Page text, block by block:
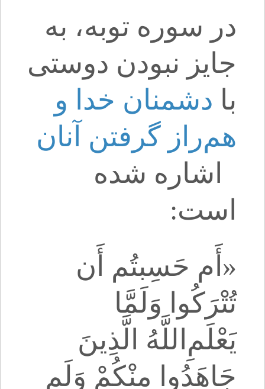
در سوره توبه، به
جایز نبودن دوستی
با دشمنان خدا و
هم‌راز گرفتن آنان
اشاره شده
است:
«أَم حَسِبتُم أَن
تُتْرَکُوا وَلَمَّا
یَعْلَمِ‌اللَّهُ الَّذِینَ
جَاهَدُوا مِنْکُمْ وَلَم